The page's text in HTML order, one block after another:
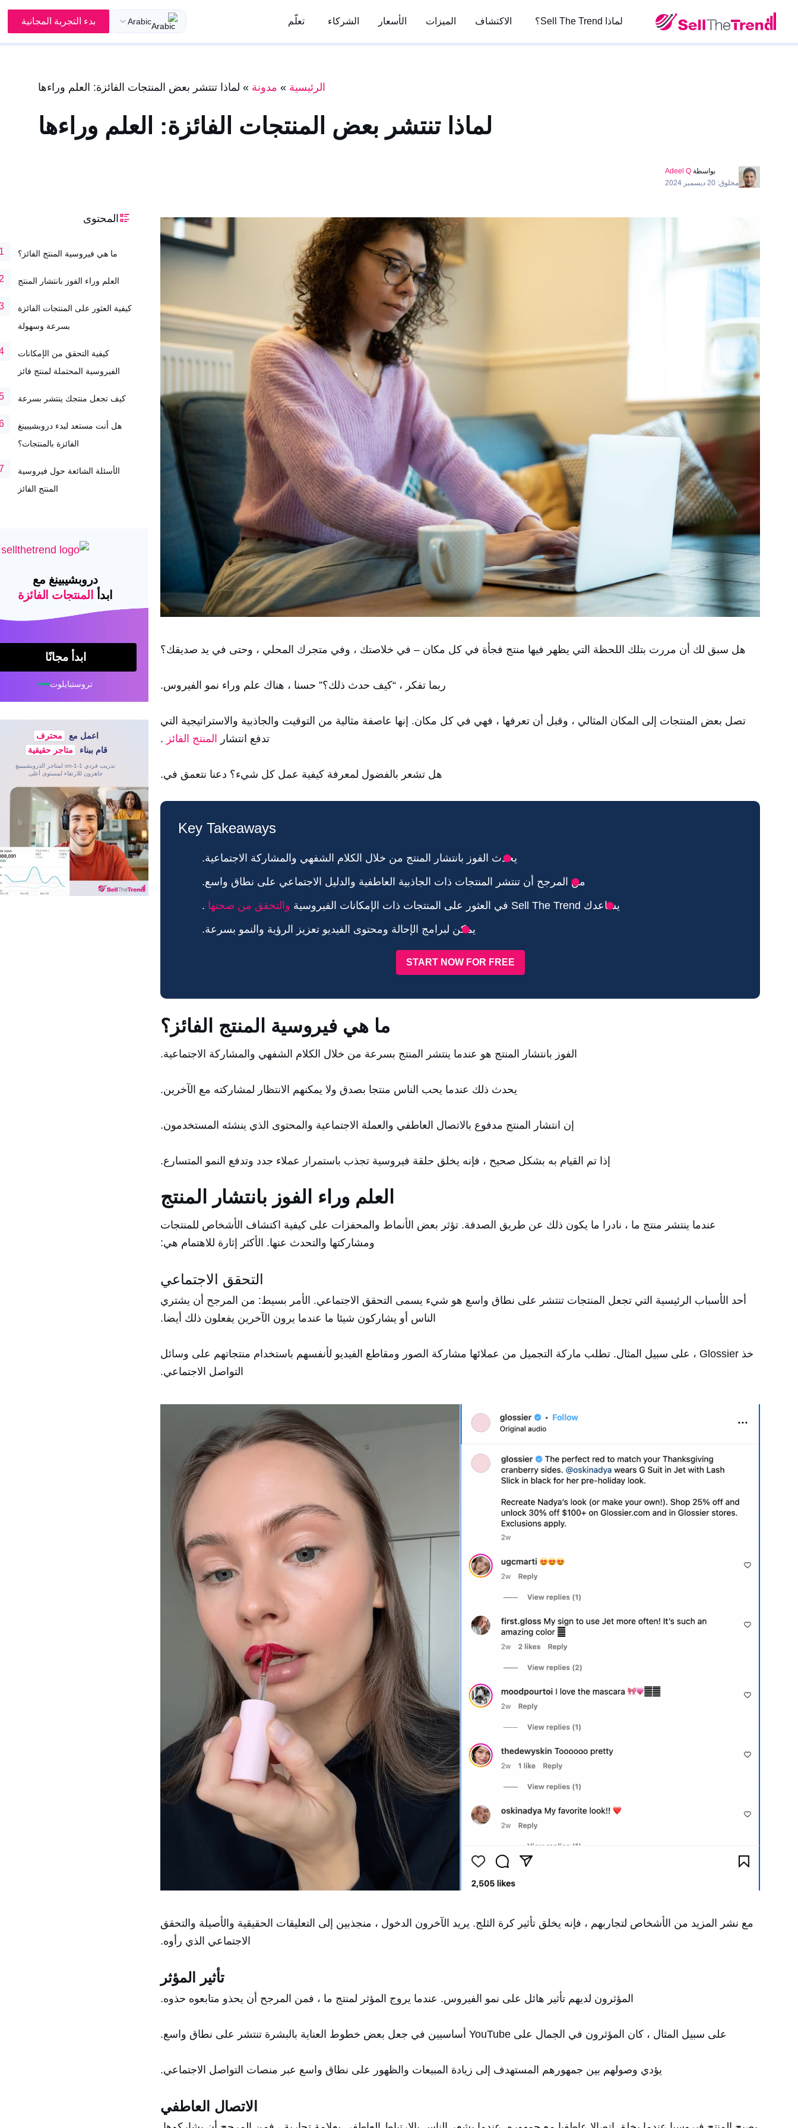
لماذا Sell The Trend؟ الاكتشاف الميزات الأسعار الشركاء تعلّم Arabic بدء التجربة المجانية
الرئيسية » مدونة » لماذا تنتشر بعض المنتجات الفائزة: العلم وراءها
لماذا تنتشر بعض المنتجات الفائزة: العلم وراءها
بواسطة Adeel Q
مخلوق: 20 ديسمبر 2024
هل سبق لك أن مررت بتلك اللحظة التي يظهر فيها منتج فجأة في كل مكان – في خلاصتك ، وفي متجرك المحلي ، وحتى في يد صديقك؟
ربما تفكر ، “كيف حدث ذلك؟” حسنا ، هناك علم وراء نمو الفيروس.
تصل بعض المنتجات إلى المكان المثالي ، وقبل أن تعرفها ، فهي في كل مكان. إنها عاصفة مثالية من التوقيت والجاذبية والاستراتيجية التي
تدفع انتشار
المنتج الفائز .
هل تشعر بالفضول لمعرفة كيفية عمل كل شيء؟ دعنا نتعمق في.
Key Takeaways
يحدث الفوز بانتشار المنتج من خلال الكلام الشفهي والمشاركة الاجتماعية.
من المرجح أن تنتشر المنتجات ذات الجاذبية العاطفية والدليل الاجتماعي على نطاق واسع.
يساعدك Sell The Trend في العثور على المنتجات ذات الإمكانات الفيروسية
والتحقق من صحتها .
يمكن لبرامج الإحالة ومحتوى الفيديو تعزيز الرؤية والنمو بسرعة.
START NOW FOR FREE
ما هي فيروسية المنتج الفائز؟
الفوز بانتشار المنتج هو عندما ينتشر المنتج بسرعة من خلال الكلام الشفهي والمشاركة الاجتماعية.
يحدث ذلك عندما يحب الناس منتجا بصدق ولا يمكنهم الانتظار لمشاركته مع الآخرين.
إن انتشار المنتج مدفوع بالاتصال العاطفي والعملة الاجتماعية والمحتوى الذي ينشئه المستخدمون.
إذا تم القيام به بشكل صحيح ، فإنه يخلق حلقة فيروسية تجذب باستمرار عملاء جدد وتدفع النمو المتسارع.
العلم وراء الفوز بانتشار المنتج
عندما ينتشر منتج ما ، نادرا ما يكون ذلك عن طريق الصدفة. تؤثر بعض الأنماط والمحفزات على كيفية اكتشاف الأشخاص للمنتجات
ومشاركتها والتحدث عنها. الأكثر إثارة للاهتمام هي:
التحقق الاجتماعي
أحد الأسباب الرئيسية التي تجعل المنتجات تنتشر على نطاق واسع هو شيء يسمى التحقق الاجتماعي. الأمر بسيط: من المرجح أن يشتري
الناس أو يشاركون شيئا ما عندما يرون الآخرين يفعلون ذلك أيضا.
خذ Glossier ، على سبيل المثال. تطلب ماركة التجميل من عملائها مشاركة الصور ومقاطع الفيديو لأنفسهم باستخدام منتجاتهم على وسائل
التواصل الاجتماعي.
مع نشر المزيد من الأشخاص لتجاربهم ، فإنه يخلق تأثير كرة الثلج. يريد الآخرون الدخول ، منجذبين إلى التعليقات الحقيقية والأصيلة والتحقق
الاجتماعي الذي رأوه.
تأثير المؤثر
المؤثرون لديهم تأثير هائل على نمو الفيروس. عندما يروج المؤثر لمنتج ما ، فمن المرجح أن يحذو متابعوه حذوه.
على سبيل المثال ، كان المؤثرون في الجمال على YouTube أساسيين في جعل بعض خطوط العناية بالبشرة تنتشر على نطاق واسع.
يؤدي وصولهم بين جمهورهم المستهدف إلى زيادة المبيعات والظهور على نطاق واسع عبر منصات التواصل الاجتماعي.
الاتصال العاطفي
المحتوى
ما هي فيروسية المنتج الفائز؟
العلم وراء الفوز بانتشار المنتج
كيفية العثور على المنتجات الفائزة
بسرعة وسهولة
كيفية التحقق من الإمكانات
الفيروسية المحتملة لمنتج فائز
كيف تجعل منتجك ينتشر بسرعة
هل أنت مستعد لبدء دروبشيبينغ
الفائزة بالمنتجات؟
الأسئلة الشائعة حول فيروسية
المنتج الفائز
دروبشيبينغ مع
ابدأ
المنتجات الفائزة
ابدأ مجانًا
تروستبايلوت
اعمل مع
محترف
قام ببناء
متاجر حقيقية
تدريب فردي 1-on-1 لمتاجر الدروبشيبينغ
جاهزون للارتقاء لمستوى أعلى